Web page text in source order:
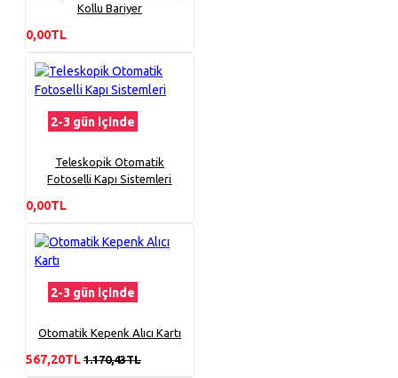
Kollu Bariyer
0,00TL
2-3 gün içinde
Teleskopik Otomatik
Fotoselli Kapı Sistemleri
0,00TL
2-3 gün içinde
Otomatik Kepenk Alıcı Kartı
567,20TL 1.170,43TL